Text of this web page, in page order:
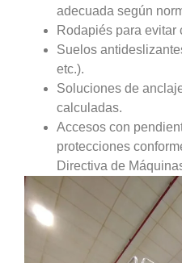
adecuada según
Rodapiés para evitar
Suelos
etc.).
Soluciones de
calculadas.
Accesos con
protecciones
Directiva de